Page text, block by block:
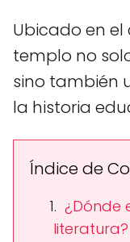
Ubicado en el
templo no
sino también
la historia
Índice de
¿Dónde
literatura?